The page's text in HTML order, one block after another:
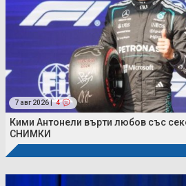
7 авг 2026 | 4
Кими Антонели върти любов със
СНИМКИ